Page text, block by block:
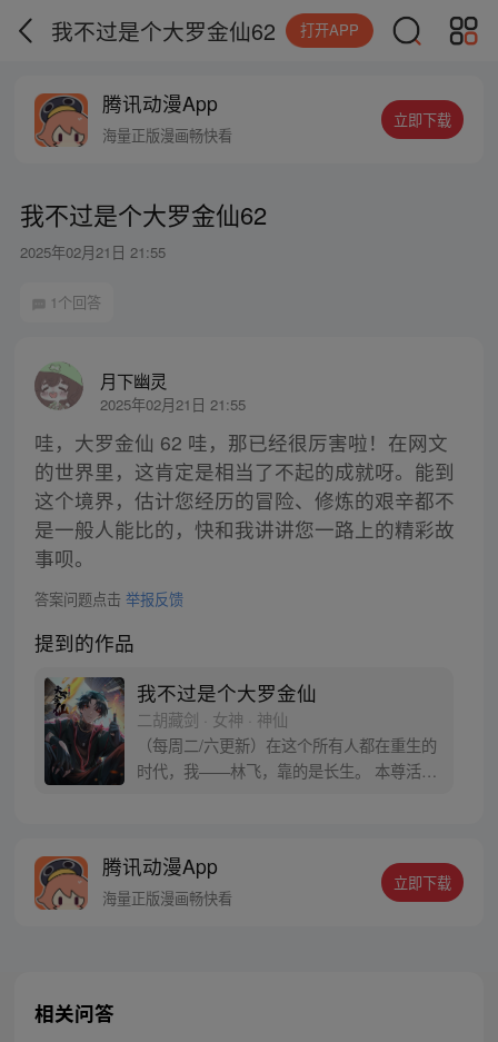
我不过是个大罗金仙62 打开APP
腾讯动漫App
海量正版漫画畅快看
立即下载
我不过是个大罗金仙62
2025年02月21日 21:55
1个回答
月下幽灵
2025年02月21日 21:55
哇，大罗金仙 62 哇，那已经很厉害啦！在网文
的世界里，这肯定是相当了不起的成就呀。能到
这个境界，估计您经历的冒险、修炼的艰辛都不
是一般人能比的，快和我讲讲您一路上的精彩故
事呗。
答案问题点击 举报反馈
提到的作品
我不过是个大罗金仙
二胡藏剑 · 女神 · 神仙
（每周二/六更新）在这个所有人都在重生的
时代，我——林飞，靠的是长生。 本尊活过
腾讯动漫App
海量正版漫画畅快看
立即下载
相关问答